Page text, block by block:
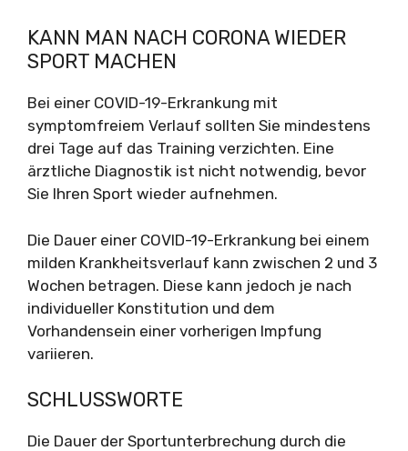
KANN MAN NACH CORONA WIEDER
SPORT MACHEN
Bei einer COVID-19-Erkrankung mit
symptomfreiem Verlauf sollten Sie mindestens
drei Tage auf das Training verzichten. Eine
ärztliche Diagnostik ist nicht notwendig, bevor
Sie Ihren Sport wieder aufnehmen.
Die Dauer einer COVID-19-Erkrankung bei einem
milden Krankheitsverlauf kann zwischen 2 und 3
Wochen betragen. Diese kann jedoch je nach
individueller Konstitution und dem
Vorhandensein einer vorherigen Impfung
variieren.
SCHLUSSWORTE
Die Dauer der Sportunterbrechung durch die